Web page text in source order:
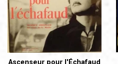
Ascenseur pour l'Échafaud